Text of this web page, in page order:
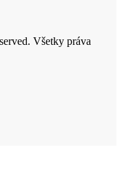
Všetky práva